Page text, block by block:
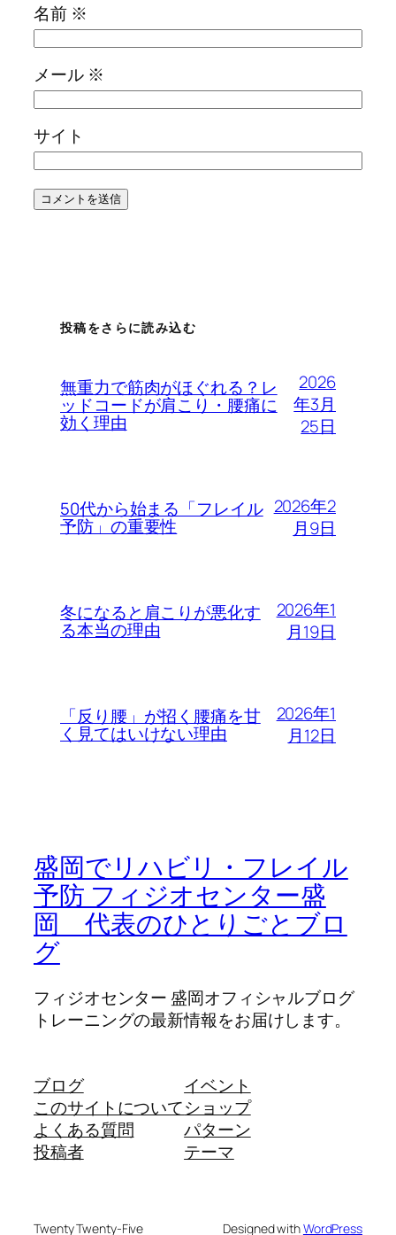
名前 ※
メール ※
サイト
投稿をさらに読み込む
無重力で筋肉がほぐれる？レ
ッドコードが肩こり・腰痛に
効く理由
2026
年3月
25日
50代から始まる「フレイル
予防」の重要性
2026年2
月9日
冬になると肩こりが悪化す
る本当の理由
2026年1
月19日
「反り腰」が招く腰痛を甘
く見てはいけない理由
2026年1
月12日
盛岡でリハビリ・フレイル
予防 フィジオセンター盛
岡 代表のひとりごとブロ
グ
フィジオセンター 盛岡オフィシャルブログ
トレーニングの最新情報をお届けします。
ブログ
このサイトについて
よくある質問
投稿者
イベント
ショップ
パターン
テーマ
Twenty Twenty-Five Designed withWordPress